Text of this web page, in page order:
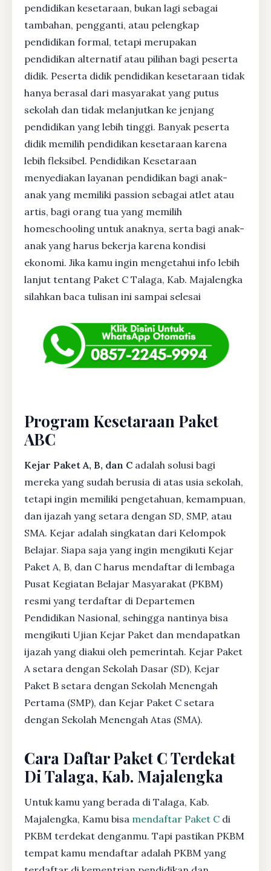
pendidikan kesetaraan, bukan lagi sebagai
tambahan, pengganti, atau pelengkap
pendidikan formal, tetapi merupakan
pendidikan alternatif atau pilihan bagi peserta
didik. Peserta didik pendidikan kesetaraan tidak
hanya berasal dari masyarakat yang putus
sekolah dan tidak melanjutkan ke jenjang
pendidikan yang lebih tinggi. Banyak peserta
didik memilih pendidikan kesetaraan karena
lebih fleksibel. Pendidikan Kesetaraan
menyediakan layanan pendidikan bagi anak-
anak yang memiliki passion sebagai atlet atau
artis, bagi orang tua yang memilih
homeschooling untuk anaknya, serta bagi anak-
anak yang harus bekerja karena kondisi
ekonomi. Jika kamu ingin mengetahui info lebih
lanjut tentang Paket C Talaga, Kab. Majalengka
silahkan baca tulisan ini sampai selesai
Program Kesetaraan Paket
ABC
Kejar Paket A, B, dan C adalah solusi bagi
mereka yang sudah berusia di atas usia sekolah,
tetapi ingin memiliki pengetahuan, kemampuan,
dan ijazah yang setara dengan SD, SMP, atau
SMA. Kejar adalah singkatan dari Kelompok
Belajar. Siapa saja yang ingin mengikuti Kejar
Paket A, B, dan C harus mendaftar di lembaga
Pusat Kegiatan Belajar Masyarakat (PKBM)
resmi yang terdaftar di Departemen
Pendidikan Nasional, sehingga nantinya bisa
mengikuti Ujian Kejar Paket dan mendapatkan
ijazah yang diakui oleh pemerintah. Kejar Paket
A setara dengan Sekolah Dasar (SD), Kejar
Paket B setara dengan Sekolah Menengah
Pertama (SMP), dan Kejar Paket C setara
dengan Sekolah Menengah Atas (SMA).
Cara Daftar Paket C Terdekat
Di Talaga, Kab. Majalengka
Untuk kamu yang berada di Talaga, Kab.
Majalengka, Kamu bisa mendaftar Paket C di
PKBM terdekat denganmu. Tapi pastikan PKBM
tempat kamu mendaftar adalah PKBM yang